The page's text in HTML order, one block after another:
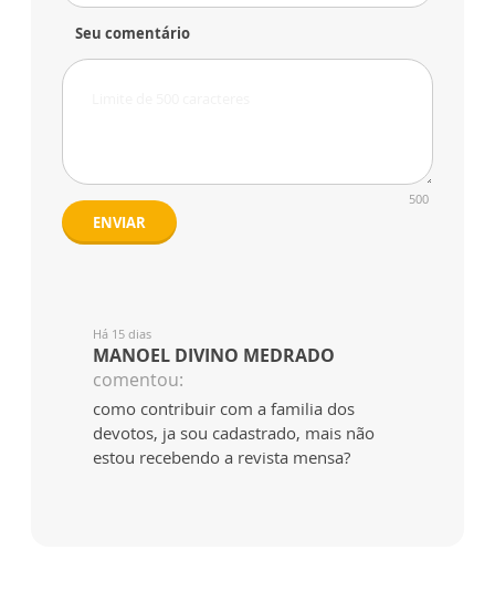
Seu comentário
500
ENVIAR
Há 15 dias
MANOEL DIVINO MEDRADO
comentou:
como contribuir com a familia dos
devotos, ja sou cadastrado, mais não
estou recebendo a revista mensa?